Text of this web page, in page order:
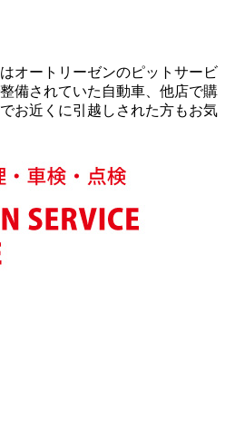
オートリーゼンのピットサービ
備されていた自動車、他店で購
お近くに引越しされた方もお気